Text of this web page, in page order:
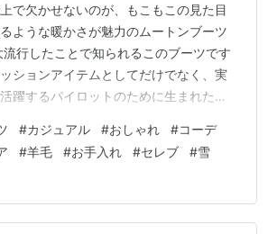
で欠かせないのが、もこもこの見た目
ような暖かさが魅力のムートンブーツ
行したことで知られるこのブーツです
ションアイテムとしてだけでなく、実
躍するパイロットのために生まれた、
生の歴史から、天然素材であるムート
べき特性、日本で爆発的に普及した背
を長持ちさせるための正しいお手入れ
一目置かれるコーディネートまでを徹
！ 極寒の空が生んだ知恵：ムートンブ
#カジュアル #おしゃれ #コーデ
#羊毛 #お手入れ #セレブ #雪